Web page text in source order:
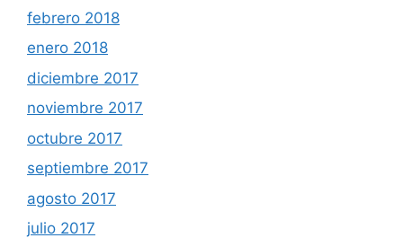
febrero 2018
enero 2018
diciembre 2017
noviembre 2017
octubre 2017
septiembre 2017
agosto 2017
julio 2017